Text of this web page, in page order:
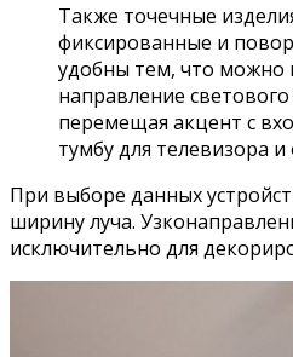
Также точечные
фиксированные и
удобны тем, что можно
направление светового
перемещая акцент с
тумбу для телевизора и
При выборе данных
ширину луча.
исключительно для